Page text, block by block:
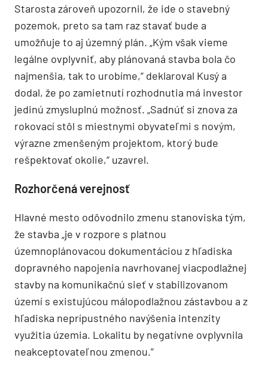
Starosta zároveň upozornil, že ide o stavebný
pozemok, preto sa tam raz stavať bude a
umožňuje to aj územný plán. „Kým však vieme
legálne ovplyvniť, aby plánovaná stavba bola čo
najmenšia, tak to urobíme,“ deklaroval Kusý a
dodal, že po zamietnutí rozhodnutia má investor
jedinú zmysluplnú možnosť. „Sadnúť si znova za
rokovací stôl s miestnymi obyvateľmi s novým,
výrazne zmenšeným projektom, ktorý bude
rešpektovať okolie,“ uzavrel.
Rozhorčená verejnosť
Hlavné mesto odôvodnilo zmenu stanoviska tým,
že stavba „je v rozpore s platnou
územnoplánovacou dokumentáciou z hľadiska
dopravného napojenia navrhovanej viacpodlažnej
stavby na komunikačnú sieť v stabilizovanom
území s existujúcou málopodlažnou zástavbou a z
hľadiska neprípustného navýšenia intenzity
využitia územia. Lokalitu by negatívne ovplyvnila
neakceptovateľnou zmenou.”